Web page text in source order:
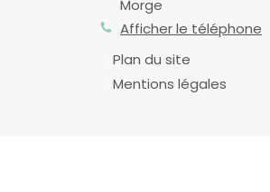
Morge
Afficher le téléphone
Plan du site
Mentions légales